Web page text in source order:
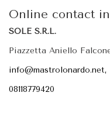
Online contact
SOLE S.R.L.
Piazzetta Aniello
info@mastrolonardo.net,
08118779420